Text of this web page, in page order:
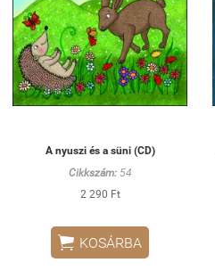
A nyuszi és a süni (CD)
Cikkszám:54
2 290 Ft
 KOSÁRBA